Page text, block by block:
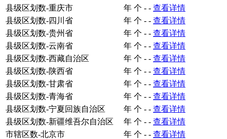
县级区划数-重庆市
年 个 - - 查看详情
县级区划数-四川省
年 个 - - 查看详情
县级区划数-贵州省
年 个 - - 查看详情
县级区划数-云南省
年 个 - - 查看详情
县级区划数-西藏自治区
年 个 - - 查看详情
县级区划数-陕西省
年 个 - - 查看详情
县级区划数-甘肃省
年 个 - - 查看详情
县级区划数-青海省
年 个 - - 查看详情
县级区划数-宁夏回族自治区
年 个 - - 查看详情
县级区划数-新疆维吾尔自治区
年 个 - - 查看详情
市辖区数-北京市
年 个 - - 查看详情